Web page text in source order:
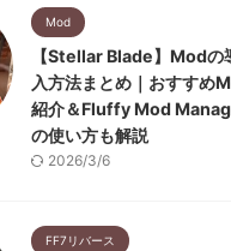
Mod
【Stellar Blade】Modの
入方法まとめ｜おすすめ
紹介＆Fluffy Mod
の使い方も解説
2026/3/6
FF7リバース